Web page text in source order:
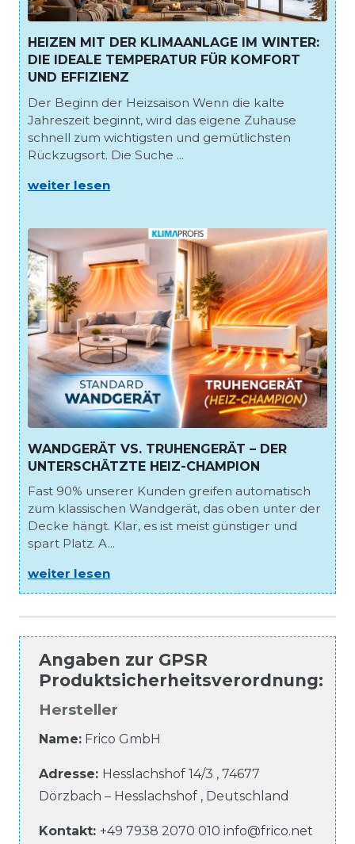
HEIZEN MIT DER KLIMAANLAGE IM WINTER:
DIE IDEALE TEMPERATUR FÜR KOMFORT
UND EFFIZIENZ
Der Beginn der Heizsaison Wenn die kalte
Jahreszeit beginnt, wird das eigene Zuhause
schnell zum wichtigsten und gemütlichsten
Rückzugsort. Die Suche ...
weiter lesen
WANDGERÄT VS. TRUHENGERÄT – DER
UNTERSCHÄTZTE HEIZ-CHAMPION
Fast 90% unserer Kunden greifen automatisch
zum klassischen Wandgerät, das oben unter der
Decke hängt. Klar, es ist meist günstiger und
spart Platz. A...
weiter lesen
Angaben zur GPSR
Produktsicherheitsverordnung:
Hersteller
Name: Frico GmbH
Adresse: Hesslachshof 14/3 , 74677
Dörzbach – Hesslachshof , Deutschland
Kontakt: +49 7938 2070 010 info@frico.net